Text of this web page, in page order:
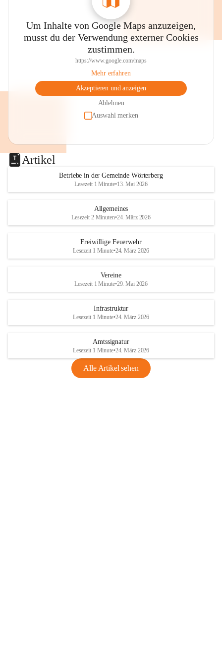
Um Inhalte von Google Maps anzuzeigen,
musst du der Verwendung externer Cookies
zustimmen.
https://www.google.com/maps
Mehr erfahren
Akzeptieren und anzeigen
Ablehnen
Auswahl merken
Artikel
Betriebe in der Gemeinde Wörterberg
Lesezeit 1 Minute•13. Mai 2026
Allgemeines
Lesezeit 2 Minuten•24. März 2026
Freiwillige Feuerwehr
Lesezeit 1 Minute•24. März 2026
Vereine
Lesezeit 1 Minute•29. Mai 2026
Infrastruktur
Lesezeit 1 Minute•24. März 2026
Amtssignatur
Lesezeit 1 Minute•24. März 2026
Alle Artikel sehen